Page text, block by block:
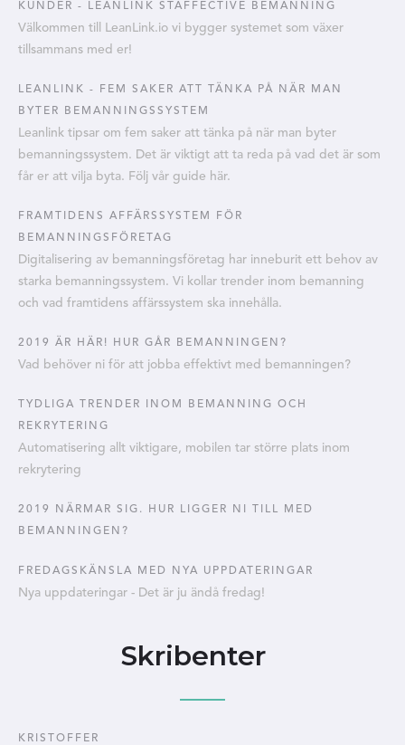
KUNDER - LEANLINK STAFFECTIVE BEMANNING
Välkommen till LeanLink.io vi bygger systemet som växer
tillsammans med er!
LEANLINK - FEM SAKER ATT TÄNKA PÅ NÄR MAN
BYTER BEMANNINGSSYSTEM
Leanlink tipsar om fem saker att tänka på när man byter
bemanningssystem. Det är viktigt att ta reda på vad det är som
får er att vilja byta. Följ vår guide här.
FRAMTIDENS AFFÄRSSYSTEM FÖR
BEMANNINGSFÖRETAG
Digitalisering av bemanningsföretag har inneburit ett behov av
starka bemanningssystem. Vi kollar trender inom bemanning
och vad framtidens affärssystem ska innehålla.
2019 ÄR HÄR! HUR GÅR BEMANNINGEN?
Vad behöver ni för att jobba effektivt med bemanningen?
TYDLIGA TRENDER INOM BEMANNING OCH
REKRYTERING
Automatisering allt viktigare, mobilen tar större plats inom
rekrytering
2019 NÄRMAR SIG. HUR LIGGER NI TILL MED
BEMANNINGEN?
FREDAGSKÄNSLA MED NYA UPPDATERINGAR
Nya uppdateringar - Det är ju ändå fredag!
Skribenter
KRISTOFFER